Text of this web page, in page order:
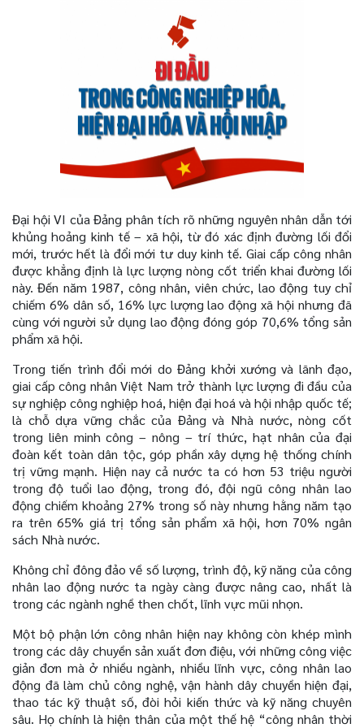
Đại hội VI của Đảng phân tích rõ những nguyên nhân dẫn tới
khủng hoảng kinh tế – xã hội, từ đó xác định đường lối đổi
mới, trước hết là đổi mới tư duy kinh tế. Giai cấp công nhân
được khẳng định là lực lượng nòng cốt triển khai đường lối
này. Đến năm 1987, công nhân, viên chức, lao động tuy chỉ
chiếm 6% dân số, 16% lực lượng lao động xã hội nhưng đã
cùng với người sử dụng lao động đóng góp 70,6% tổng sản
phẩm xã hội.
Trong tiến trình đổi mới do Đảng khởi xướng và lãnh đạo,
giai cấp công nhân Việt Nam trở thành lực lượng đi đầu của
sự nghiệp công nghiệp hoá, hiện đại hoá và hội nhập quốc tế;
là chỗ dựa vững chắc của Đảng và Nhà nước, nòng cốt
trong liên minh công – nông – trí thức, hạt nhân của đại
đoàn kết toàn dân tộc, góp phần xây dựng hệ thống chính
trị vững mạnh. Hiện nay cả nước ta có hơn 53 triệu người
trong độ tuổi lao động, trong đó, đội ngũ công nhân lao
động chiếm khoảng 27% trong số này nhưng hằng năm tạo
ra trên 65% giá trị tổng sản phẩm xã hội, hơn 70% ngân
sách Nhà nước.
Không chỉ đông đảo về số lượng, trình độ, kỹ năng của công
nhân lao động nước ta ngày càng được nâng cao, nhất là
trong các ngành nghề then chốt, lĩnh vực mũi nhọn.
Một bộ phận lớn công nhân hiện nay không còn khép mình
trong các dây chuyền sản xuất đơn điệu, với những công việc
giản đơn mà ở nhiều ngành, nhiều lĩnh vực, công nhân lao
động đã làm chủ công nghệ, vận hành dây chuyền hiện đại,
thao tác kỹ thuật số, đòi hỏi kiến thức và kỹ năng chuyên
sâu. Họ chính là hiện thân của một thế hệ “công nhân thời